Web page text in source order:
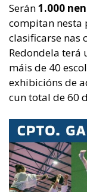
Serán1.000
compitan nesta
clasificarse nas
Redondela terá
máis de 40
exhibicións de
cun total de 60